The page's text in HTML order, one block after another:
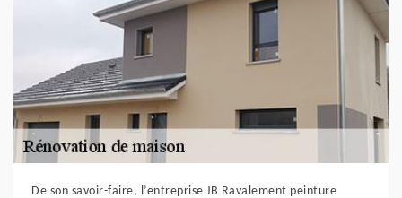
De son savoir-faire, l’entreprise JB Ravalement peinture